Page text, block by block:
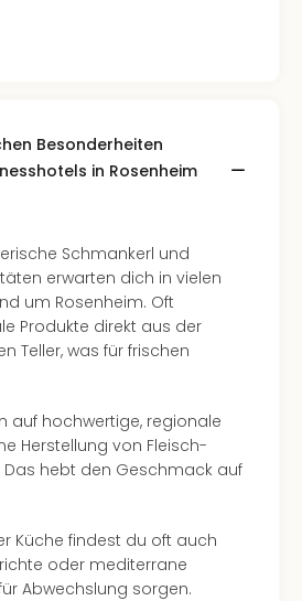
Besonderheiten
in Rosenheim
Schmankerl und
erwarten dich in vielen
um Rosenheim. Oft
Produkte direkt aus der
Teller, was für frischen
auf hochwertige, regionale
Herstellung von Fleisch-
Das hebt den Geschmack auf
Küche findest du oft auch
oder mediterrane
Abwechslung sorgen.